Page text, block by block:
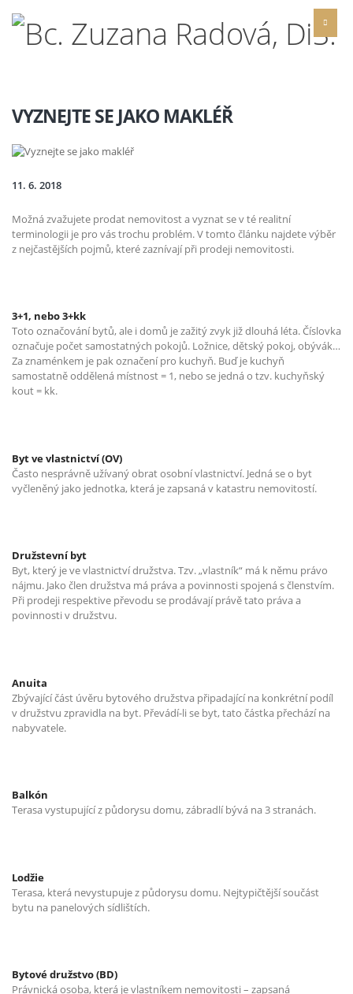
VYZNEJTE SE JAKO MAKLÉŘ
11. 6. 2018
Možná zvažujete prodat nemovitost a vyznat se v té realitní
terminologii je pro vás trochu problém. V tomto článku najdete výběr
z nejčastějších pojmů, které zaznívají při prodeji nemovitosti.
3+1, nebo 3+kk
Toto označování bytů, ale i domů je zažitý zvyk již dlouhá léta. Číslovka
označuje počet samostatných pokojů. Ložnice, dětský pokoj, obývák…
Za znaménkem je pak označení pro kuchyň. Buď je kuchyň
samostatně oddělená místnost = 1, nebo se jedná o tzv. kuchyňský
kout = kk.
Byt ve vlastnictví (OV)
Často nesprávně užívaný obrat osobní vlastnictví. Jedná se o byt
vyčleněný jako jednotka, která je zapsaná v katastru nemovitostí.
Družstevní byt
Byt, který je ve vlastnictví družstva. Tzv. „vlastník“ má k němu právo
nájmu. Jako člen družstva má práva a povinnosti spojená s členstvím.
Při prodeji respektive převodu se prodávají právě tato práva a
povinnosti v družstvu.
Anuita
Zbývající část úvěru bytového družstva připadající na konkrétní podíl
v družstvu zpravidla na byt. Převádí-li se byt, tato částka přechází na
nabyvatele.
Balkón
Terasa vystupující z půdorysu domu, zábradlí bývá na 3 stranách.
Lodžie
Terasa, která nevystupuje z půdorysu domu. Nejtypičtější součást
bytu na panelových sídlištích.
Bytové družstvo (BD)
Právnická osoba, která je vlastníkem nemovitosti – zapsaná